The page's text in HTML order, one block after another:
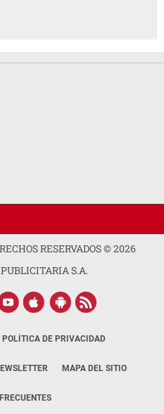
RESERVADOS ©2026
S.A.
POLÍTICA DE PRIVACIDAD
MAPA DEL SITIO